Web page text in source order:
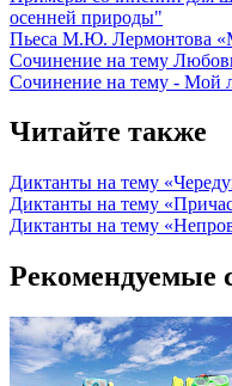
осенней природы"
Пьеса М.Ю. Лермонтова
Сочинение на тему
Сочинение на тему - Мой
Читайте также
Диктанты на тему
Диктанты на тему
Диктанты на тему
Рекомендуемые